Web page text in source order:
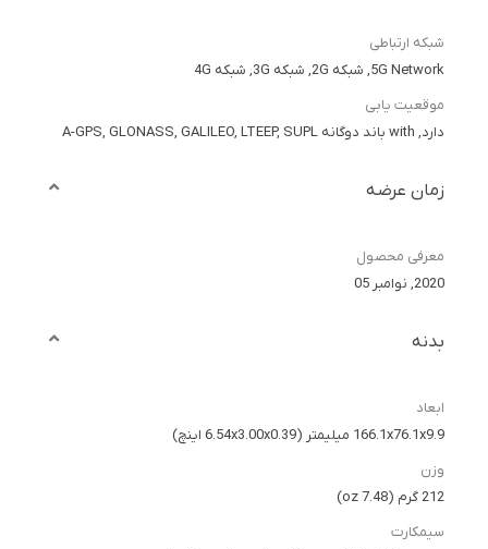
شبکه ارتباطی
5G Network, شبکه 2G, شبکه 3G, شبکه 4G
موقعیت یابی
دارد, with باند دوگانه A-GPS, GLONASS, GALILEO, LTEEP, SUPL
زمان عرضه
معرفی محصول
2020, نوامبر 05
بدنه
ابعاد
166.1x76.1x9.9 میلیمتر (6.54x3.00x0.39 اینچ)
وزن
212 گرم (7.48 oz)
سیمکارت